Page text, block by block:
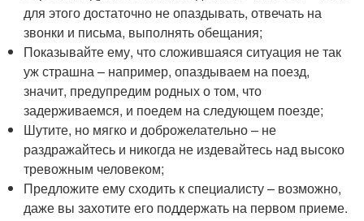
для этого достаточно не опаздывать, отвечать на
звонки и письма, выполнять обещания;
Показывайте ему, что сложившаяся ситуация не так
уж страшна – например, опаздываем на поезд,
значит, предупредим родных о том, что
задерживаемся, и поедем на следующем поезде;
Шутите, но мягко и доброжелательно – не
раздражайтесь и никогда не издевайтесь над высоко
тревожным человеком;
Предложите ему сходить к специалисту – возможно,
даже вы захотите его поддержать на первом приеме.